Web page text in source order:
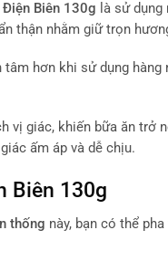
Điện Biên 130g là sử
thận nhằm giữ trọn
hơn khi sử dụng
vị giác, khiến bữa ăn trở
ấm áp và dễ chịu.
Biên 130g
thống này, bạn có thể